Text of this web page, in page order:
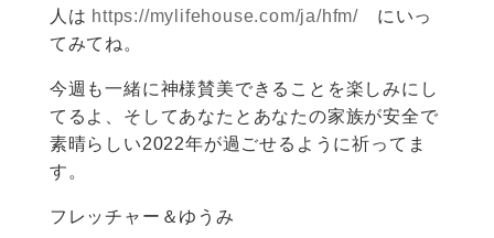
人は https://mylifehouse.com/ja/hfm/ にいっ
てみてね。
今週も一緒に神様賛美できることを楽しみにし
てるよ、そしてあなたとあなたの家族が安全で
素晴らしい2022年が過ごせるように祈ってま
す。
フレッチャー＆ゆうみ